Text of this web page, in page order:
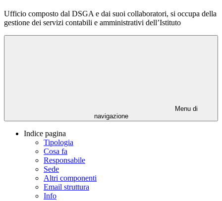
Ufficio composto dal DSGA e dai suoi collaboratori, si occupa della
gestione dei servizi contabili e amministrativi dell’Istituto
Menu di
navigazione
Indice pagina
Tipologia
Cosa fa
Responsabile
Sede
Altri componenti
Email struttura
Info